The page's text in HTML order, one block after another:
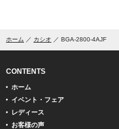
ホーム カシオ BGA-2800-4AJF
CONTENTS
ホーム
イベント・フェア
レディース
お客様の声